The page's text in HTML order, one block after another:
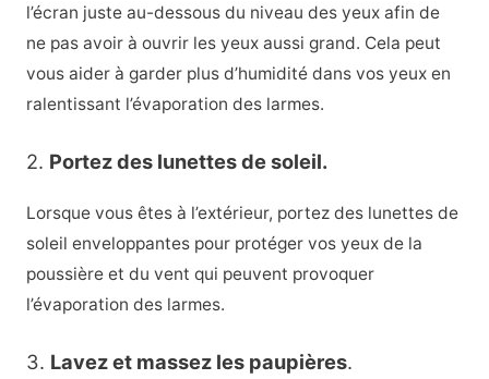
l’écran juste au-dessous du niveau des yeux afin de
ne pas avoir à ouvrir les yeux aussi grand. Cela peut
vous aider à garder plus d’humidité dans vos yeux en
ralentissant l’évaporation des larmes.
2. Portez des lunettes de soleil.
Lorsque vous êtes à l’extérieur, portez des lunettes de
soleil enveloppantes pour protéger vos yeux de la
poussière et du vent qui peuvent provoquer
l’évaporation des larmes.
3. Lavez et massez les paupières.